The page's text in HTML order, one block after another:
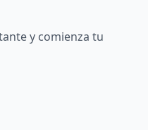
y comienza tu